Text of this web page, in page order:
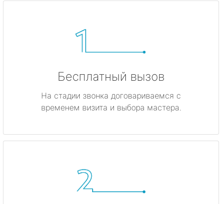
Бесплатный вызов
На стадии звонка договариваемся с
временем визита и выбора мастера.